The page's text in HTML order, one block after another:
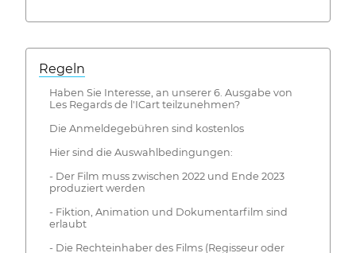
Regeln
Haben Sie Interesse, an unserer 6. Ausgabe von
Les Regards de l'ICart teilzunehmen?
Die Anmeldegebühren sind kostenlos
Hier sind die Auswahlbedingungen:
- Der Film muss zwischen 2022 und Ende 2023
produziert werden
- Fiktion, Animation und Dokumentarfilm sind
erlaubt
- Die Rechteinhaber des Films (Regisseur oder